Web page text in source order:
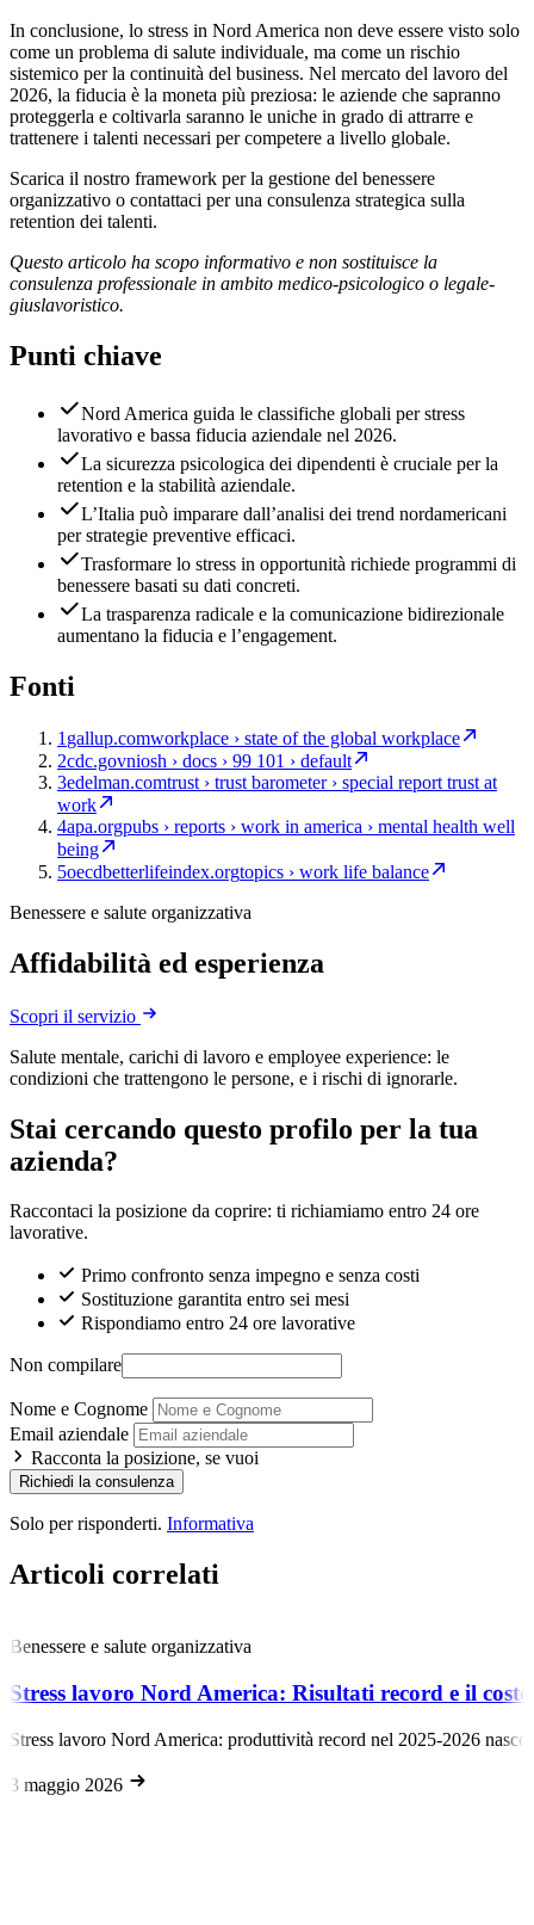
In conclusione, lo stress in Nord America non deve essere visto solo
come un problema di salute individuale, ma come un rischio
sistemico per la continuità del business. Nel mercato del lavoro del
2026, la fiducia è la moneta più preziosa: le aziende che sapranno
proteggerla e coltivarla saranno le uniche in grado di attrarre e
trattenere i talenti necessari per competere a livello globale.
Scarica il nostro framework per la gestione del benessere
organizzativo o contattaci per una consulenza strategica sulla
retention dei talenti.
Questo articolo ha scopo informativo e non sostituisce la
consulenza professionale in ambito medico-psicologico o legale-
giuslavoristico.
Punti chiave
Nord America guida le classifiche globali per stress
lavorativo e bassa fiducia aziendale nel 2026.
La sicurezza psicologica dei dipendenti è cruciale per la
retention e la stabilità aziendale.
L’Italia può imparare dall’analisi dei trend nordamericani
per strategie preventive efficaci.
Trasformare lo stress in opportunità richiede programmi di
benessere basati su dati concreti.
La trasparenza radicale e la comunicazione bidirezionale
aumentano la fiducia e l’engagement.
Fonti
1 gallup.comworkplace › state of the global workplace
2cdc.govniosh › docs › 99 101 › default
3edelman.comtrust › trust barometer › special report trust at
work
4apa.orgpubs › reports › work in america › mental health well
being
5oecdbetterlifeindex.orgtopics › work life balance
Benessere e salute organizzativa
Affidabilità ed esperienza
Scopri il servizio
Salute mentale, carichi di lavoro e employee experience: le
condizioni che trattengono le persone, e i rischi di ignorarle.
Stai cercando questo profilo per la tua
azienda?
Raccontaci la posizione da coprire: ti richiamiamo entro 24 ore
lavorative.
Primo confronto senza impegno e senza costi
Sostituzione garantita entro sei mesi
Rispondiamo entro 24 ore lavorative
Non compilare
Nome e Cognome
Email aziendale
Racconta la posizione, se vuoi
Richiedi la consulenza
Solo per risponderti. Informativa
Articoli correlati
Benessere e salute organizzativa
Stress lavoro Nord America: Risultati record e il
Stress lavoro Nord America: produttività record nel 2025-2026
3 maggio 2026